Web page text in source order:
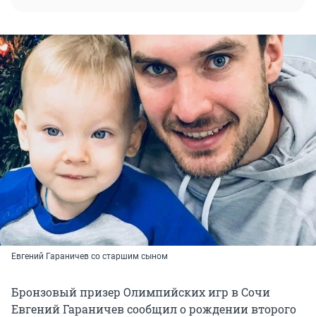
Евгений Гараничев со старшим сыном
Бронзовый призер Олимпийских игр в Сочи
Евгений Гараничев сообщил о рождении второго